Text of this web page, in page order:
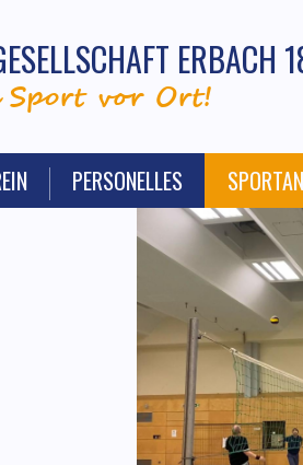
ERBACH
Sport vor Ort!
PERSONELLES